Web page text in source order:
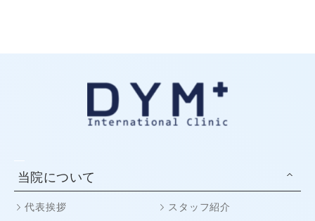
当院について
代表挨拶 スタッフ紹介